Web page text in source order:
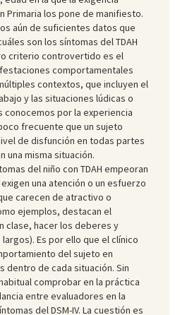
Primaria los pone de manifiesto.
aún de suficientes datos que
son los síntomas del TDAH
criterio controvertido es el
comportamentales
contextos, que incluyen el
y las situaciones lúdicas o
conocemos por la experiencia
frecuente que un sujeto
de disfunción en todas partes
una misma situación.
del niño con TDAH empeoran
una atención o un esfuerzo
carecen de atractivo o
ejemplos, destacan el
clase, hacer los deberes y
Es por ello que el clínico
del sujeto en
dentro de cada situación. Sin
comprobar en la práctica
entre evaluadores en la
del DSM-IV. La cuestión es